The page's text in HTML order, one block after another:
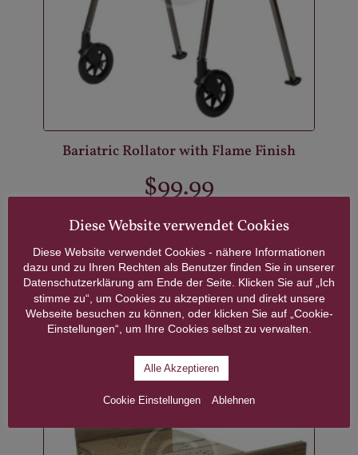
Bariatric Rollator with Flame Finish
$99.99
ADD TO CART
Diese Website verwendet Cookies
Diese Website verwendet Cookies - nähere Informationen
dazu und zu Ihren Rechten als Benutzer finden Sie in unserer
Datenschutzerklärung am Ende der Seite. Klicken Sie auf „Ich
stimme zu“, um Cookies zu akzeptieren und direkt unsere
Webseite besuchen zu können, oder klicken Sie auf „Cookie-
Einstellungen“, um Ihre Cookies selbst zu verwalten.
Alle Akzeptieren
Cookie Einstellungen Ablehnen